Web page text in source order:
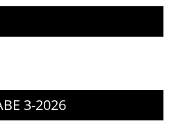
3-2026